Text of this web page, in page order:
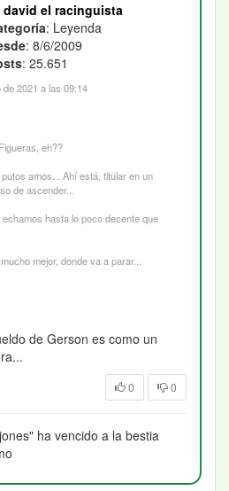
david el racinguista
: Leyenda
: 8/6/2009
: 25.651
2021 a las 09:14
eh??
amos... Ahí está, titular en un
de ascender...
hasta lo poco decente que
mejor, donde va a parar...
de Gerson es como un
0 0
ha vencido a la bestia